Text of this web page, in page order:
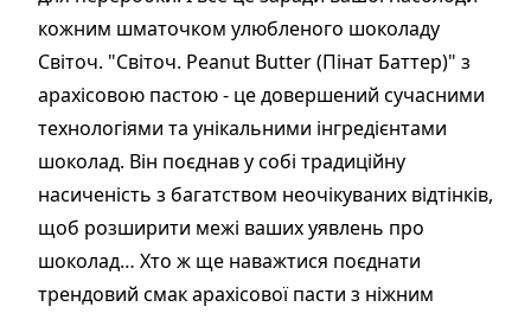
кожним шматочком улюбленого шоколаду
Світоч. "Світоч. Peanut Butter (Пінат Баттер)" з
арахісовою пастою - це довершений сучасними
технологіями та унікальними інгредієнтами
шоколад. Він поєднав у собі традиційну
насиченість з багатством неочікуваних відтінків,
щоб розширити межі ваших уявлень про
шоколад… Хто ж ще наважтися поєднати
трендовий смак арахісової пасти з ніжним